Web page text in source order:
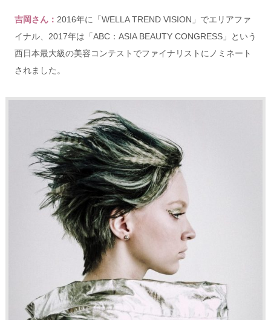
吉岡さん： 2016年に「WELLA TREND VISION」でエリアファ
イナル、2017年は「ABC：ASIA BEAUTY CONGRESS」という
西日本最大級の美容コンテストでファイナリストにノミネート
されました。